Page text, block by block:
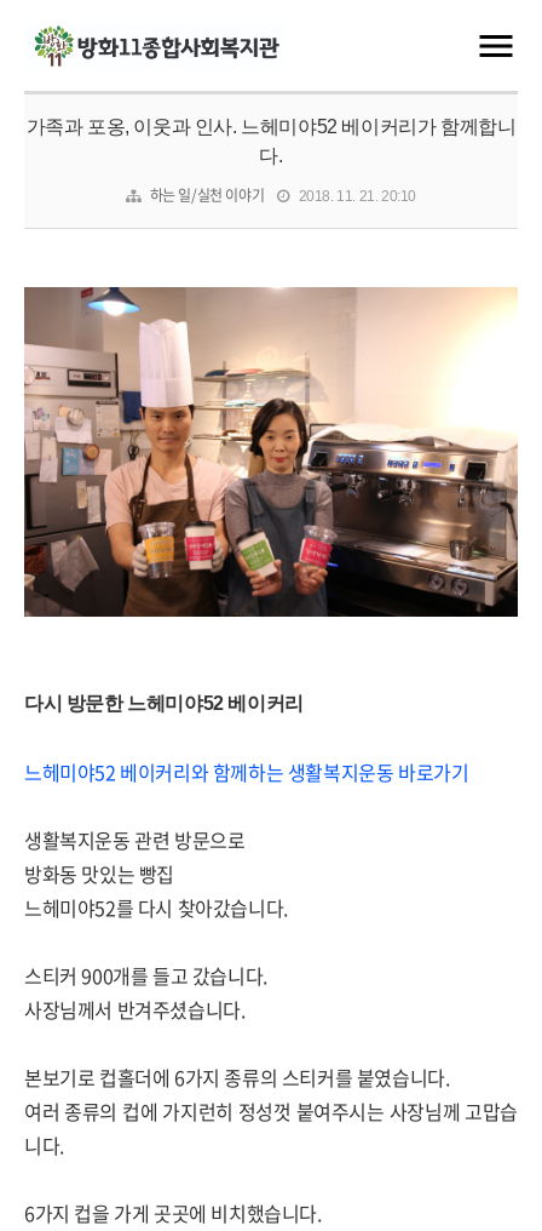
가족과 포옹, 이웃과 인사. 느헤미야52 베이커리가 함께합니
다.
하는 일/실천 이야기 2018. 11. 21. 20:10
다시 방문한 느헤미야52 베이커리
느헤미야52 베이커리와 함께하는 생활복지운동 바로가기
생활복지운동 관련 방문으로
방화동 맛있는 빵집
느헤미야52를 다시 찾아갔습니다.
스티커 900개를 들고 갔습니다.
사장님께서 반겨주셨습니다.
본보기로 컵홀더에 6가지 종류의 스티커를 붙였습니다.
여러 종류의 컵에 가지런히 정성껏 붙여주시는 사장님께 고맙습
니다.
6가지 컵을 가게 곳곳에 비치했습니다.